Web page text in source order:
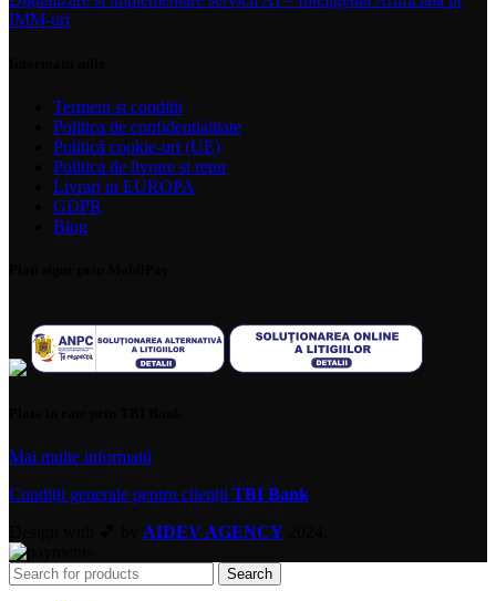
IMM-uri
Termeni si conditii
Politica de confidentialitate
Politică cookie-uri (UE)
Politica de livrare si retur
Livrari in EUROPA
GDPR
Blog
Mai multe informatii
Condiții generale pentru clienții TBI Bank
AIDEV AGENCY
Search